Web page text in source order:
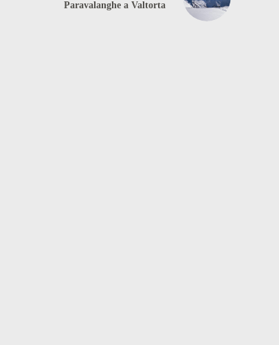
Paravalanghe a Valtorta